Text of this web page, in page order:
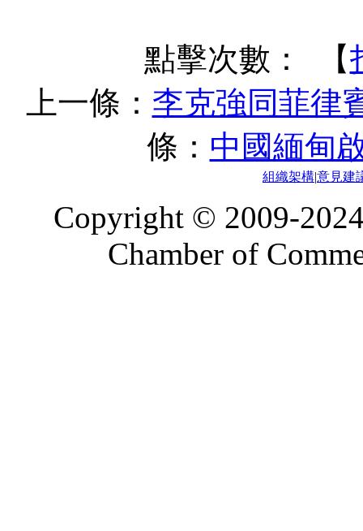
點擊次數： 【
上一條： 李克強同菲律
條： 中國緬甸
組織架構|意見建
Copyright © 2009-
Chamber of